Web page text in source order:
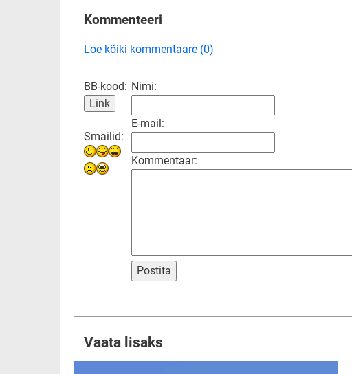
Kommenteeri
Loe kõiki kommentaare (0)
BB-kood:
Smailid:
Nimi:
E-mail:
Kommentaar:
Postita
Vaata lisaks